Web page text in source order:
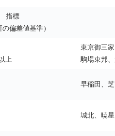
指標
の偏差値基準）
上
東京御三
駒場東邦
早稲田、
城北、暁